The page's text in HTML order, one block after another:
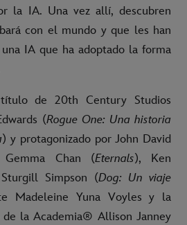
la IA. Una vez allí, descubren
con el mundo y que les han
IA que ha adoptado la forma
de 20th Century Studios
(Rogue One: Una historia
) y protagonizado por John David
Gemma Chan (Eternals), Ken
Simpson (Dog: Un viaje
Madeleine Yuna Voyles y la
la Academia® Allison Janney